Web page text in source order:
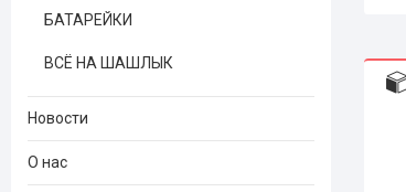
БАТАРЕЙКИ
ВСЁ НА ШАШЛЫК
Новости
О нас